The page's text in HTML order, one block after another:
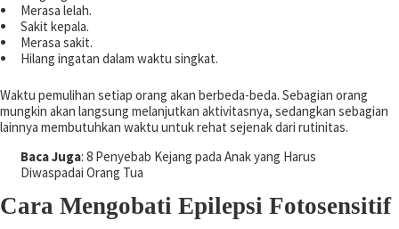
Merasa lelah.
Sakit kepala.
Merasa sakit.
Hilang ingatan dalam waktu singkat.
Waktu pemulihan setiap orang akan berbeda-beda. Sebagian orang
mungkin akan langsung melanjutkan aktivitasnya, sedangkan sebagian
lainnya membutuhkan waktu untuk rehat sejenak dari rutinitas.
Baca Juga: 8 Penyebab Kejang pada Anak yang Harus
Diwaspadai Orang Tua
Cara Mengobati Epilepsi Fotosensitif